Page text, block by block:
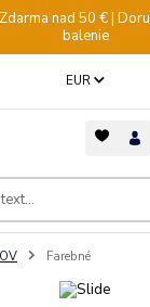
nad 50 € |
balenie
EUR
Farebné